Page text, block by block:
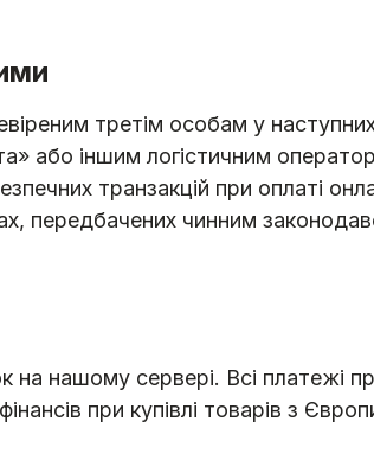
третім особам у наступних
або іншим логістичним
транзакцій при оплаті
передбачених чинним
на нашому сервері. Всі платежі
при купівлі товарів з